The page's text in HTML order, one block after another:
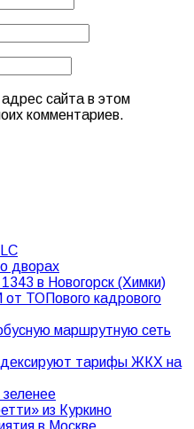
сайта в этом
комментариев.
дворах
в Новогорск (Химки)
ТОПового кадрового
маршрутную сеть
тарифы ЖКХ на
из Куркино
в Москве